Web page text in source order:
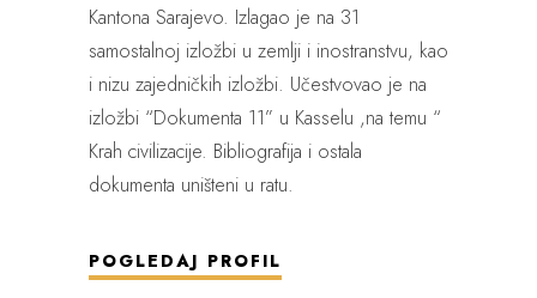
Kantona Sarajevo. Izlagao je na 31
samostalnoj izložbi u zemlji i inostranstvu, kao
i nizu zajedničkih izložbi. Učestvovao je na
izložbi “Dokumenta 11” u Kasselu ,na temu “
Krah civilizacije. Bibliografija i ostala
dokumenta uništeni u ratu.
POGLEDAJ PROFIL